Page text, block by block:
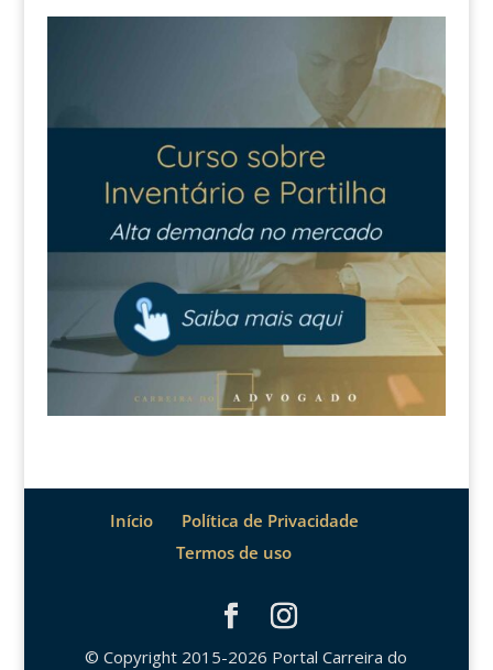
Início
Política de Privacidade
Termos de uso
© Copyright 2015-2026 Portal Carreira do